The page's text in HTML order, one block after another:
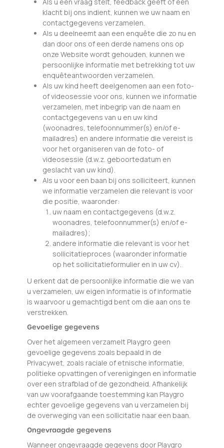
klacht bij ons indient, kunnen we uw naam en
contactgegevens verzamelen.
Als u deelneemt aan een enquête die zo nu en
dan door ons of een derde namens ons op
onze Website wordt gehouden, kunnen we
persoonlijke informatie met betrekking tot uw
enquêteantwoorden verzamelen.
Als uw kind heeft deelgenomen aan een foto-
of videosessie voor ons, kunnen we informatie
verzamelen, met inbegrip van de naam en
contactgegevens van u en uw kind
(woonadres, telefoonnummer(s) en/of e-
mailadres) en andere informatie die vereist is
voor het organiseren van de foto- of
videosessie (d.w.z. geboortedatum en
geslacht van uw kind).
Als u voor een baan bij ons solliciteert, kunnen
we informatie verzamelen die relevant is voor
die positie, waaronder:
uw naam en contactgegevens (d.w.z.
woonadres, telefoonnummer(s) en/of e-
mailadres);
andere informatie die relevant is voor het
sollicitatieproces (waaronder informatie
op het sollicitatieformulier en in uw cv).
U erkent dat de persoonlijke informatie die we van
u verzamelen, uw eigen informatie is of informatie
is waarvoor u gemachtigd bent om die aan ons te
verstrekken.
Gevoelige gegevens
Over het algemeen verzamelt Playgro geen
gevoelige gegevens zoals bepaald in de
Privacywet, zoals raciale of etnische informatie,
politieke opvattingen of verenigingen en informatie
over een strafblad of de gezondheid. Afhankelijk
van uw voorafgaande toestemming kan Playgro
echter gevoelige gegevens van u verzamelen bij
de overweging van een sollicitatie naar een baan.
Ongevraagde gegevens
Wanneer ongevraagde gegevens door Playgro